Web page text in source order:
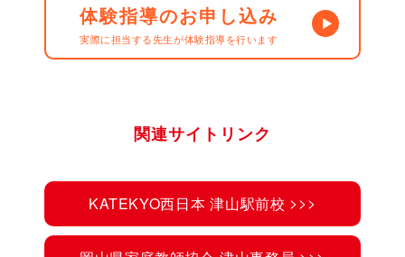
体験指導のお申し込み
実際に担当する先生が体験指導を行います
関連サイトリンク
KATEKYO西日本 津山駅前校